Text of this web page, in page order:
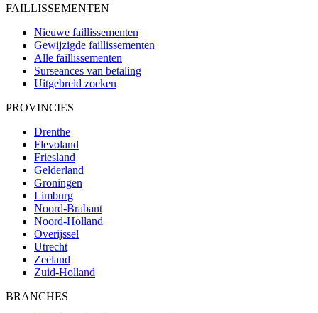
FAILLISSEMENTEN
Nieuwe faillissementen
Gewijzigde faillissementen
Alle faillissementen
Surseances van betaling
Uitgebreid zoeken
PROVINCIES
Drenthe
Flevoland
Friesland
Gelderland
Groningen
Limburg
Noord-Brabant
Noord-Holland
Overijssel
Utrecht
Zeeland
Zuid-Holland
BRANCHES